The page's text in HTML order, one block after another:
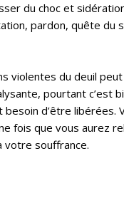
du choc et
pardon, quête du
violentes du deuil
pourtant c’est
d’être libérées.
fois que vous aurez
votre souffrance.